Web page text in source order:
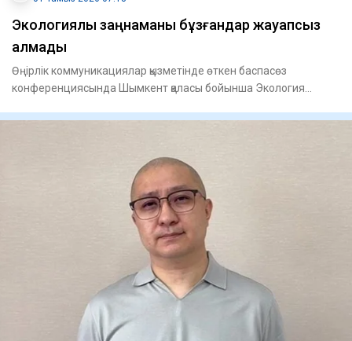
Экологиялық заңнаманы бұзғандар жауапсыз
қалмады
Өңірлік коммуникациялар қызметінде өткен баспасөз
конференциясында Шымкент қаласы бойынша Экология